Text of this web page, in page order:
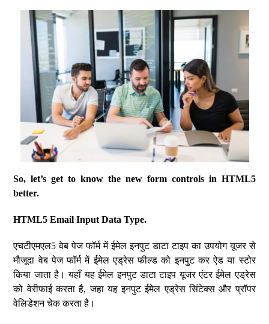
So, let’s get to know the new form controls in HTML5
better.
HTML5 Email Input Data Type.
एचटीएमएल5 वेब पेज फॉर्म में ईमेल इनपुट डाटा टाइप का उपयोग यूजर से
मौजूदा वेब पेज फॉर्म में ईमेल एड्रेस फील्ड को इनपुट कर ऐड या स्टोर
किया जाता है। यहाँ यह ईमेल इनपुट डाटा टाइप यूजर एंटर ईमेल एड्रेस
को वेरीफाई करता है, जहा यह इनपुट ईमेल एड्रेस सिंटेक्स और प्रॉपर
वेलिडेशन चेक करता है।